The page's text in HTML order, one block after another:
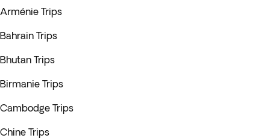
Arménie Trips
Bahrain Trips
Bhutan Trips
Birmanie Trips
Cambodge Trips
Chine Trips